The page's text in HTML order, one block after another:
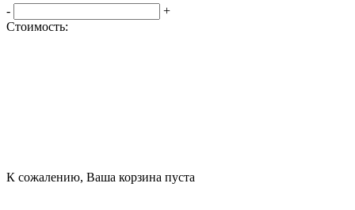
-
+
Стоимость:
К сожалению, Ваша корзина пуста